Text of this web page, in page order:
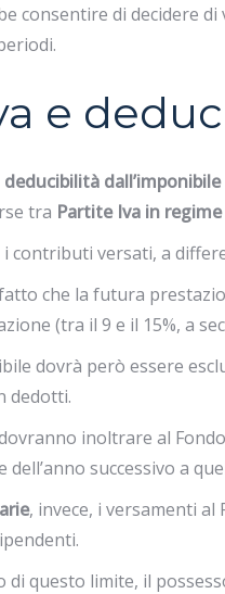
consentire di decidere
e
deducibilità
tra Partite Iva in
i contributi versati, a
che la futura
(tra il 9 e il 15%, a
dovrà però essere
dedotti.
inoltrare al
successivo a
, invece, i versamenti al
di questo limite, il